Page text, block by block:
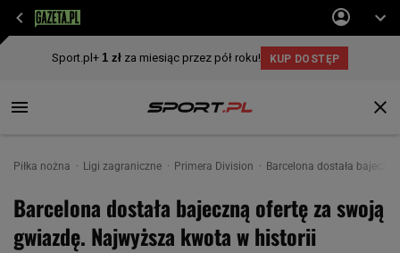
Piłka nożna Ligi zagraniczne Primera Division Barcelona dostała
Barcelona dostała bajeczną ofertę za swoją
gwiazdę. Najwyższa kwota w historii